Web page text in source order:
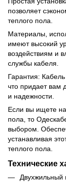
позволяет
теплого пола.
Материалы,
имеют высокий
воздействиям и
службы кабеля.
Гарантия:
что придает вам
и надежности.
Если вы ищете
пола, то
выбором.
устанавливая
теплого пола.
Технические
Двухжильный